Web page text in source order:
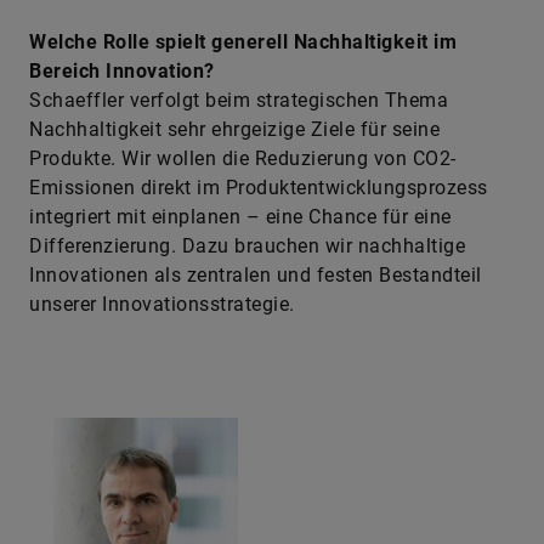
Welche Rolle spielt generell Nachhaltigkeit im
Bereich Innovation?
Schaeffler verfolgt beim strategischen Thema
Nachhaltigkeit sehr ehrgeizige Ziele für seine
Produkte. Wir wollen die Reduzierung von CO2-
Emissionen direkt im Produktent­wicklungsprozess
integriert mit einplanen – eine Chance für eine
Differenzierung. Dazu brauchen wir nachhaltige
Innovationen als zentralen und festen Bestandteil
unserer Innovationsstrategie.